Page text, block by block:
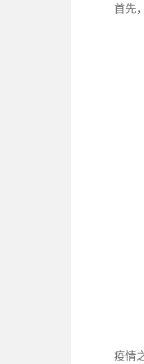
首先，
疫情之